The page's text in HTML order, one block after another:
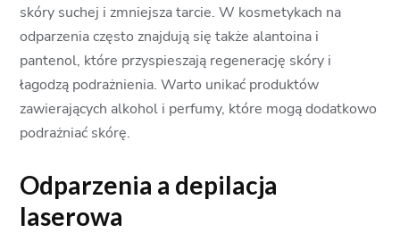
skóry suchej i zmniejsza tarcie. W kosmetykach na
odparzenia często znajdują się także alantoina i
pantenol, które przyspieszają regenerację skóry i
łagodzą podrażnienia. Warto unikać produktów
zawierających alkohol i perfumy, które mogą dodatkowo
podrażniać skórę.
Odparzenia a depilacja
laserowa